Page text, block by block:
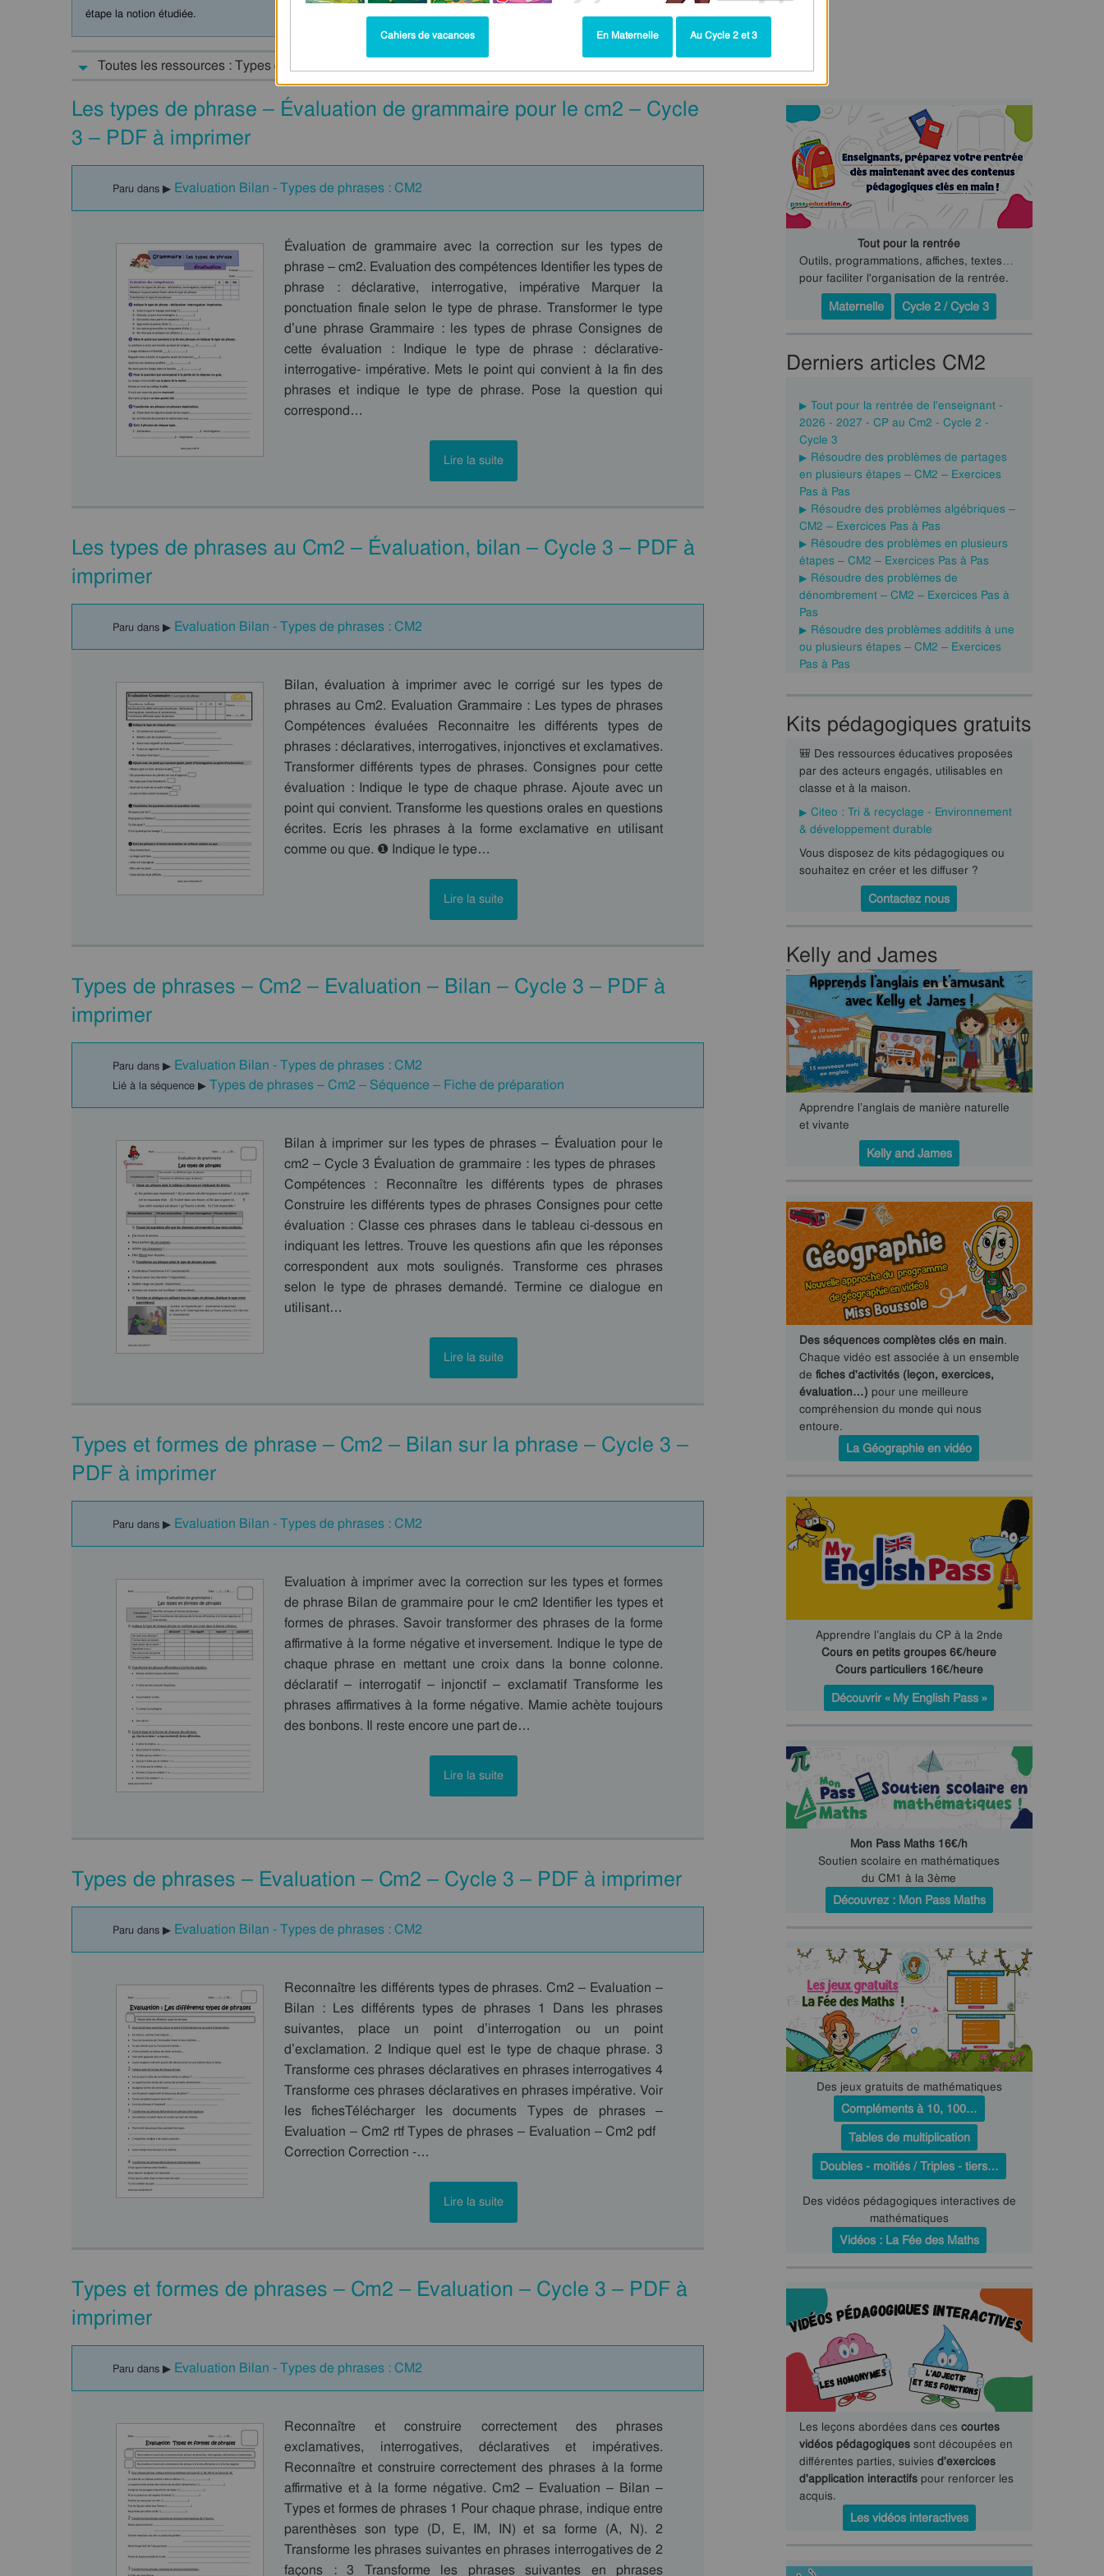
étape la notion étudiée.
Toutes les ressources : Types de phrases : CM2
Les types de phrase – Évaluation de grammaire pour le cm2 – Cycle
3 – PDF à imprimer
Paru dans ▶ Evaluation Bilan - Types de phrases : CM2
Évaluation de grammaire avec la correction sur les types de
phrase – cm2. Evaluation des compétences Identifier les types de
phrase : déclarative, interrogative, impérative Marquer la
ponctuation finale selon le type de phrase. Transformer le type
d’une phrase Grammaire : les types de phrase Consignes de
cette évaluation : Indique le type de phrase : déclarative-
interrogative- impérative. Mets le point qui convient à la fin des
phrases et indique le type de phrase. Pose la question qui
correspond…
Lire la suite
Les types de phrases au Cm2 – Évaluation, bilan – Cycle 3 – PDF à
imprimer
Paru dans ▶ Evaluation Bilan - Types de phrases : CM2
Bilan, évaluation à imprimer avec le corrigé sur les types de
phrases au Cm2. Evaluation Grammaire : Les types de phrases
Compétences évaluées Reconnaitre les différents types de
phrases : déclaratives, interrogatives, injonctives et exclamatives.
Transformer différents types de phrases. Consignes pour cette
évaluation : Indique le type de chaque phrase. Ajoute avec un
point qui convient. Transforme les questions orales en questions
écrites. Ecris les phrases à la forme exclamative en utilisant
comme ou que. ❶ Indique le type…
Lire la suite
Types de phrases – Cm2 – Evaluation – Bilan – Cycle 3 – PDF à
imprimer
Paru dans ▶ Evaluation Bilan - Types de phrases : CM2
Lié à la séquence ▶ Types de phrases – Cm2 – Séquence – Fiche de préparation
Bilan à imprimer sur les types de phrases – Évaluation pour le
cm2 – Cycle 3 Évaluation de grammaire : les types de phrases
Compétences : Reconnaître les différents types de phrases
Construire les différents types de phrases Consignes pour cette
évaluation : Classe ces phrases dans le tableau ci-dessous en
indiquant les lettres. Trouve les questions afin que les réponses
correspondent aux mots soulignés. Transforme ces phrases
selon le type de phrases demandé. Termine ce dialogue en
utilisant…
Lire la suite
Types et formes de phrase – Cm2 – Bilan sur la phrase – Cycle 3 –
PDF à imprimer
Paru dans ▶ Evaluation Bilan - Types de phrases : CM2
Evaluation à imprimer avec la correction sur les types et formes
de phrase Bilan de grammaire pour le cm2 Identifier les types et
formes de phrases. Savoir transformer des phrases de la forme
affirmative à la forme négative et inversement. Indique le type de
chaque phrase en mettant une croix dans la bonne colonne.
déclaratif – interrogatif – injonctif – exclamatif Transforme les
phrases affirmatives à la forme négative. Mamie achète toujours
des bonbons. Il reste encore une part de…
Lire la suite
Types de phrases – Evaluation – Cm2 – Cycle 3 – PDF à imprimer
Paru dans ▶ Evaluation Bilan - Types de phrases : CM2
Reconnaître les différents types de phrases. Cm2 – Evaluation –
Bilan : Les différents types de phrases 1 Dans les phrases
suivantes, place un point d’interrogation ou un point
d’exclamation. 2 Indique quel est le type de chaque phrase. 3
Transforme ces phrases déclaratives en phrases interrogatives 4
Transforme ces phrases déclaratives en phrases impérative. Voir
les fichesTélécharger les documents Types de phrases –
Evaluation – Cm2 rtf Types de phrases – Evaluation – Cm2 pdf
Correction Correction -…
Lire la suite
Types et formes de phrases – Cm2 – Evaluation – Cycle 3 – PDF à
imprimer
Paru dans ▶ Evaluation Bilan - Types de phrases : CM2
Reconnaître et construire correctement des phrases
exclamatives, interrogatives, déclaratives et impératives.
Reconnaître et construire correctement des phrases à la forme
affirmative et à la forme négative. Cm2 – Evaluation – Bilan –
Types et formes de phrases 1 Pour chaque phrase, indique entre
parenthèses son type (D, E, IM, IN) et sa forme (A, N). 2
Transforme les phrases suivantes en phrases interrogatives de 2
façons : 3 Transforme les phrases suivantes en phrases
Tout pour la rentrée
Outils, programmations, affiches, textes…
pour faciliter l'organisation de la rentrée.
Maternelle
Cycle 2 / Cycle 3
Derniers articles CM2
Tout pour la rentrée de l'enseignant -
2026 - 2027 - CP au Cm2 - Cycle 2 -
Cycle 3
Résoudre des problèmes de partages
en plusieurs étapes – CM2 – Exercices
Pas à Pas
Résoudre des problèmes algébriques –
CM2 – Exercices Pas à Pas
Résoudre des problèmes en plusieurs
étapes – CM2 – Exercices Pas à Pas
Résoudre des problèmes de
dénombrement – CM2 – Exercices Pas à
Pas
Résoudre des problèmes additifs à une
ou plusieurs étapes – CM2 – Exercices
Pas à Pas
Kits pédagogiques gratuits
🎒 Des ressources éducatives proposées
par des acteurs engagés, utilisables en
classe et à la maison.
Citeo : Tri & recyclage - Environnement
& développement durable
Vous disposez de kits pédagogiques ou
souhaitez en créer et les diffuser ?
Contactez nous
Kelly and James
Apprendre l’anglais de manière naturelle
et vivante
Kelly and James
Des séquences complètes clés en main.
Chaque vidéo est associée à un ensemble
de fiches d'activités (leçon, exercices,
évaluation…) pour une meilleure
compréhension du monde qui nous
entoure.
La Géographie en vidéo
Apprendre l’anglais du CP à la 2nde
Cours en petits groupes 6€/heure
Cours particuliers 16€/heure
Découvrir « My English Pass »
Mon Pass Maths 16€/h
Soutien scolaire en mathématiques
du CM1 à la 3ème
Découvrez : Mon Pass Maths
Des jeux gratuits de mathématiques
Compléments à 10, 100…
Tables de multiplication
Doubles - moitiés / Triples - tiers…
Des vidéos pédagogiques interactives de
mathématiques
Vidéos : La Fée des Maths
Les leçons abordées dans ces courtes
vidéos pédagogiquessont découpées en
différentes parties, suivies d'exercices
d'application interactifspour renforcer les
acquis.
Les vidéos interactives
Cahiers de vacances En Maternelle Au Cycle 2 et 3